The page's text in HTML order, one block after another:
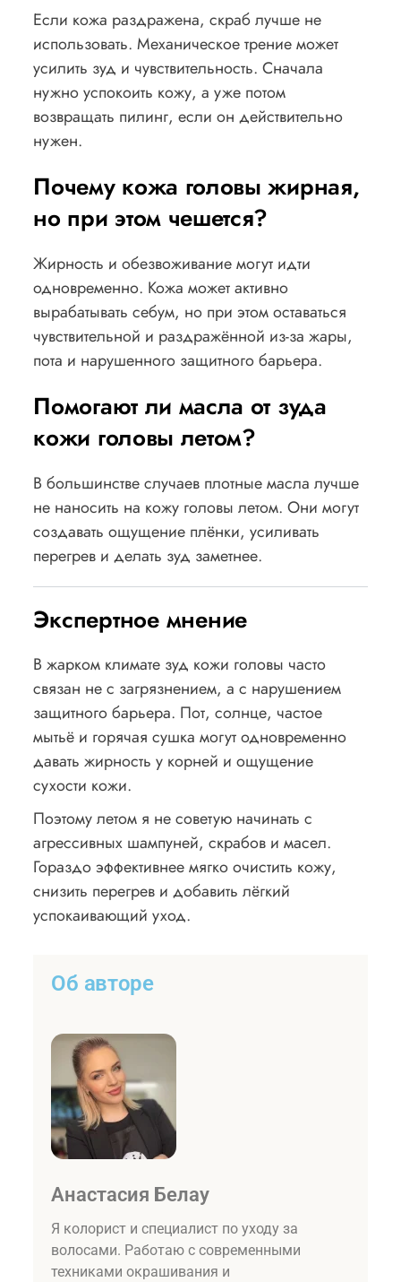
Если кожа раздражена, скраб лучше не
использовать. Механическое трение может
усилить зуд и чувствительность. Сначала
нужно успокоить кожу, а уже потом
возвращать пилинг, если он действительно
нужен.
Почему кожа головы жирная,
но при этом чешется?
Жирность и обезвоживание могут идти
одновременно. Кожа может активно
вырабатывать себум, но при этом оставаться
чувствительной и раздражённой из-за жары,
пота и нарушенного защитного барьера.
Помогают ли масла от зуда
кожи головы летом?
В большинстве случаев плотные масла лучше
не наносить на кожу головы летом. Они могут
создавать ощущение плёнки, усиливать
перегрев и делать зуд заметнее.
Экспертное мнение
В жарком климате зуд кожи головы часто
связан не с загрязнением, а с нарушением
защитного барьера. Пот, солнце, частое
мытьё и горячая сушка могут одновременно
давать жирность у корней и ощущение
сухости кожи.
Поэтому летом я не советую начинать с
агрессивных шампуней, скрабов и масел.
Гораздо эффективнее мягко очистить кожу,
снизить перегрев и добавить лёгкий
успокаивающий уход.
Об авторе
Анастасия Белау
Я колорист и специалист по уходу за
волосами. Работаю с современными
техниками окрашивания и